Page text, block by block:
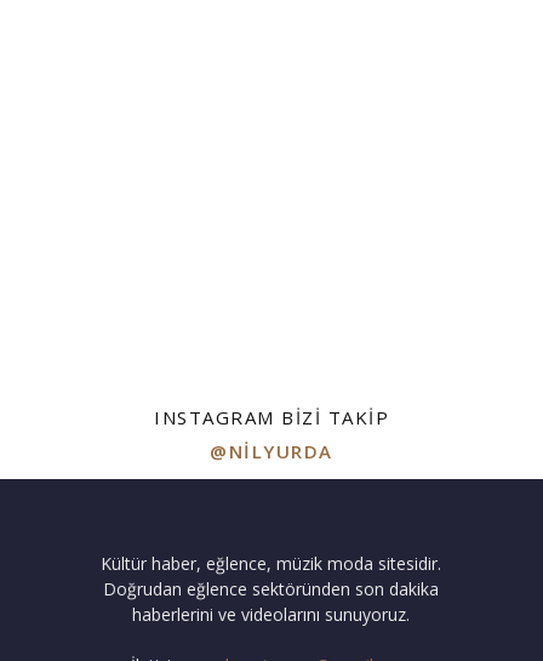
INSTAGRAM BIZI TAKIP
@NILYURDA
Kültür haber, eğlence, müzik moda sitesidir.
Doğrudan eğlence sektöründen son dakika
haberlerini ve videolarını sunuyoruz.